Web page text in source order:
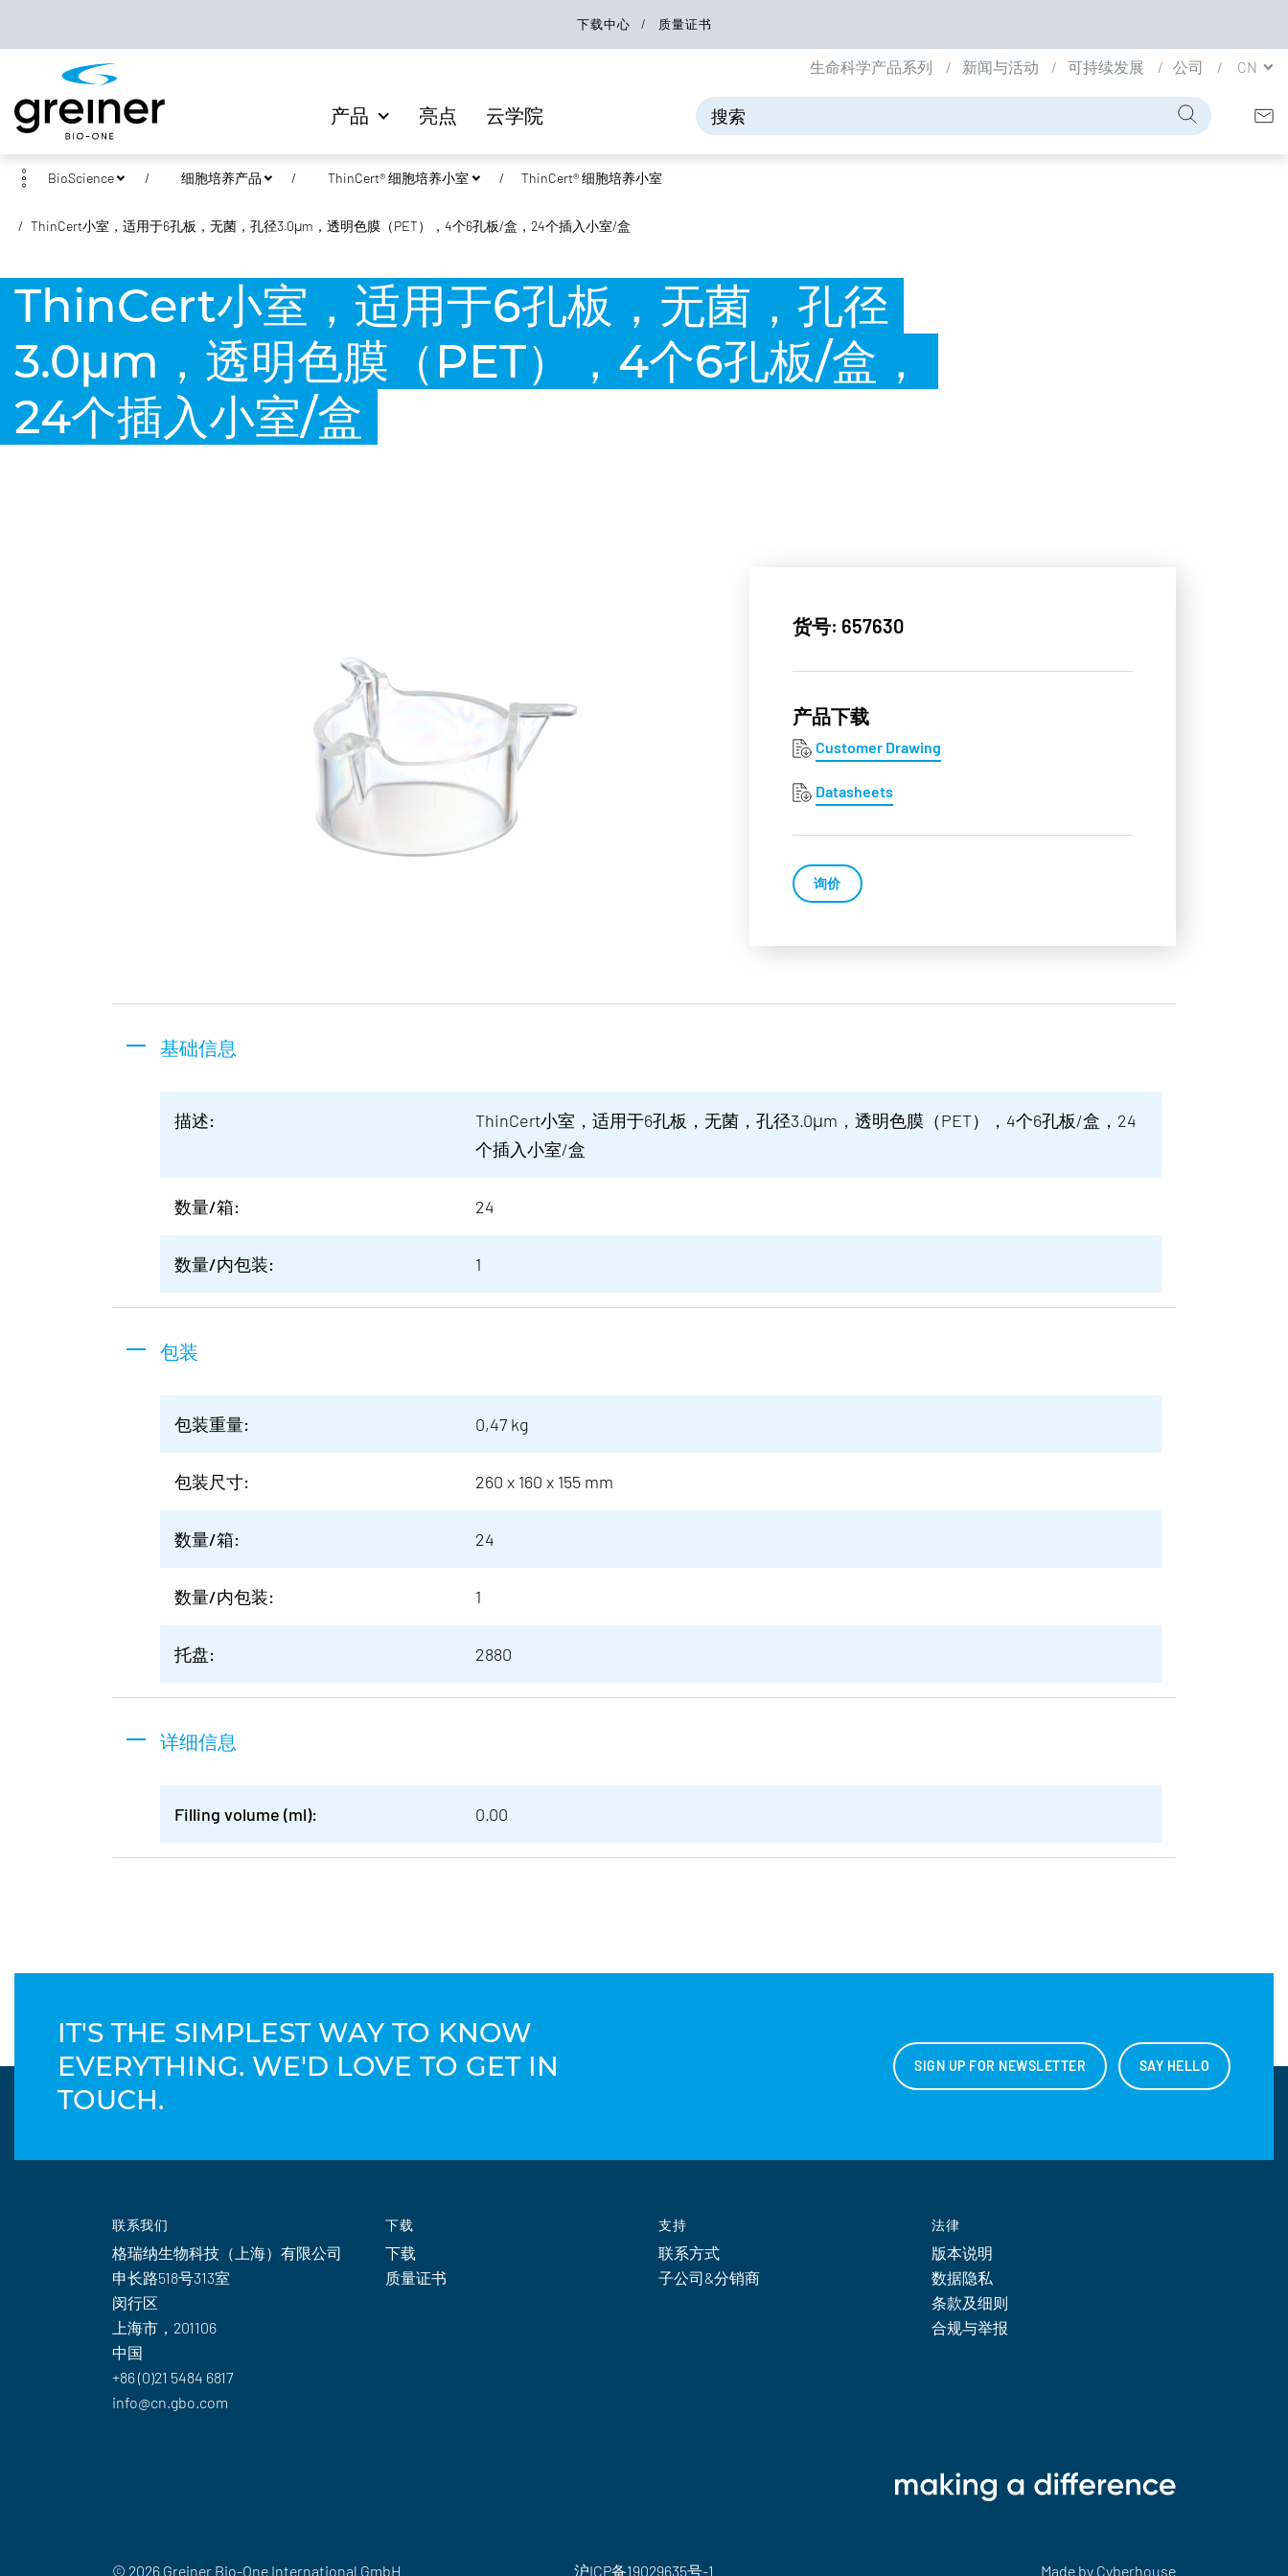
下载中心 质量证书
产品 亮点 云学院
生命科学产品系列 新闻与活动 可持续发展 公司 CN
BioScience 细胞培养产品 ThinCert® 细胞培养小室 ThinCert® 细胞培养小室
ThinCert小室，适用于6孔板，无菌，孔径3.0μm，透明色膜（PET），4个6孔板/盒，24个插入小室/盒
ThinCert小室，适用于6孔板，无菌，孔径
3.0μm，透明色膜（PET），4个6孔板/盒，
24个插入小室/盒
货号: 657630
产品下载
Customer Drawing
Datasheets
询价
基础信息
描述:
ThinCert小室，适用于6孔板，无菌，孔径3.0μm，透明色膜（PET），4个6孔板/盒，24
个插入小室/盒
数量/箱: 24
数量/内包装: 1
包装
包装重量: 0,47 kg
包装尺寸: 260 x 160 x 155 mm
数量/箱: 24
数量/内包装: 1
托盘: 2880
详细信息
Filling volume (ml): 0.00
IT'S THE SIMPLEST WAY TO KNOW
EVERYTHING. WE'D LOVE TO GET IN
TOUCH.
SIGN UP FOR NEWSLETTER SAY HELLO
联系我们
格瑞纳生物科技（上海）有限公司
申长路518号313室
闵行区
上海市，201106
中国
+86 (0)21 5484 6817
info@cn.gbo.com
下载
下载
质量证书
支持
联系方式
子公司&分销商
法律
版本说明
数据隐私
条款及细则
合规与举报
© 2026 Greiner Bio-One International GmbH 沪ICP备19029635号-1 Made by Cyberhouse